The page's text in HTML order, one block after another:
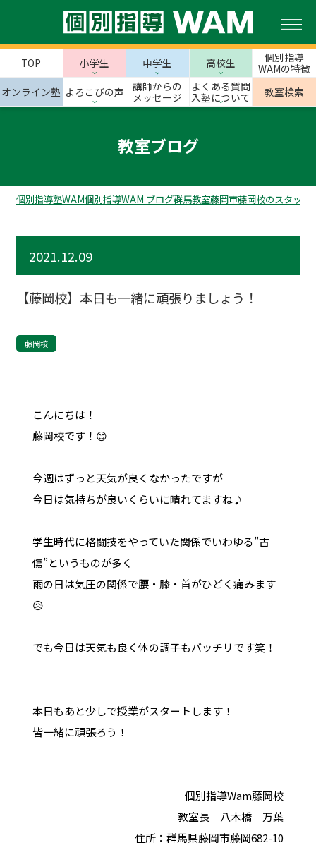
TOP 小学生 中学生 高校生
個別指導
WAMの特徴
オンライン塾 よろこびの声
講師からの
メッセージ
よくある質問
入塾について
教室検索
教室ブログ
個別指導塾WAM個別指導WAM ブログ群馬教室藤岡市藤岡校のスタッフ
2021.12.09
【藤岡校】本日も一緒に頑張りましょう！
藤岡校
こんにちは！
藤岡校です！😊
今週はずっと天気が良くなかったですが
今日は気持ちが良いくらいに晴れてますね♪
学生時代に格闘技をやっていた関係でいわゆる”古
傷”というものが多く
雨の日は気圧の関係で腰・膝・首がひどく痛みます
😥
でも今日は天気も良く体の調子もバッチリです笑！
本日もあと少しで授業がスタートします！
皆一緒に頑張ろう！
個別指導Wam藤岡校
教室長 八木橋 万葉
住所：群馬県藤岡市藤岡682-10